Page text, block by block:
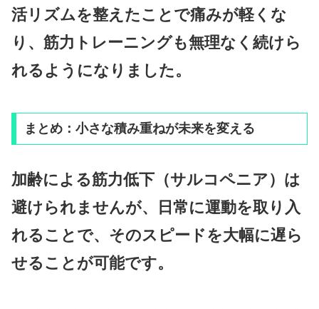
活リズムを整えたことで痛みが軽くな
り、筋力トレーニングも無理なく続けら
れるようになりました。
まとめ：小さな積み重ねが未来を変える
加齢による筋力低下（サルコペニア）は
避けられませんが、日常に運動を取り入
れることで、そのスピードを大幅に遅ら
せることが可能です。